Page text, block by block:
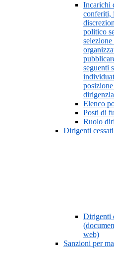
Incarichi
conferiti,
politico
seguenti
Elenco
Posti di
Ruolo
Dirigenti cessati
Dirigenti
web)
Sanzioni per